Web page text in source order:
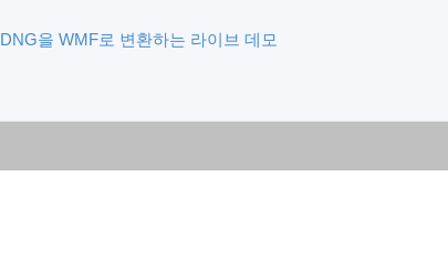
DNG을 WMF로 변환하는 라이브 데모